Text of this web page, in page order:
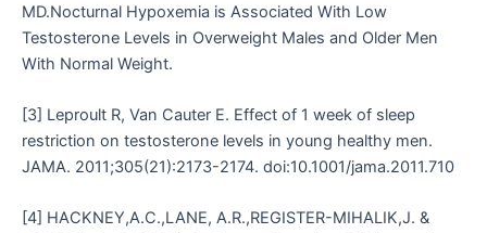
MD.Nocturnal Hypoxemia is Associated With Low
Testosterone Levels in Overweight Males and Older Men
With Normal Weight.
[3] Leproult R, Van Cauter E. Effect of 1 week of sleep
restriction on testosterone levels in young healthy men.
JAMA. 2011;305(21):2173-2174. doi:10.1001/jama.2011.710
[4] HACKNEY,A.C.,LANE, A.R.,REGISTER-MIHALIK,J. &